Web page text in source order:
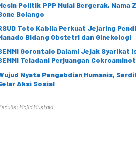
Politik PPP Mulai Bergerak, Nama
Bolango
Toto Kabila Perkuat Jejaring
Bidang Obstetri dan Ginekologi
Gorontalo Dalami Jejak Syarikat
Teladani Perjuangan
Nyata Pengabdian Humanis,
Aksi Sosial
Majid Mustaki